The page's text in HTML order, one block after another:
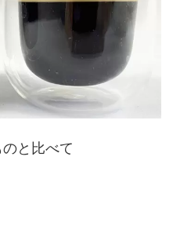
と比べて